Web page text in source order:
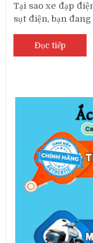
Tại sao xe đạp
sụt điện, bạn
Đọc tiếp